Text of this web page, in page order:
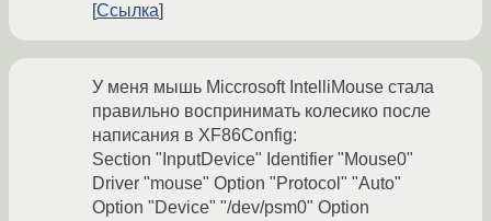
Ссылка
У меня мышь Miccrosoft IntelliMouse стала
правильно воспринимать колесико после
написания в XF86Config:
Section "InputDevice" Identifier "Mouse0"
Driver "mouse" Option "Protocol" "Auto"
Option "Device" "/dev/psm0" Option